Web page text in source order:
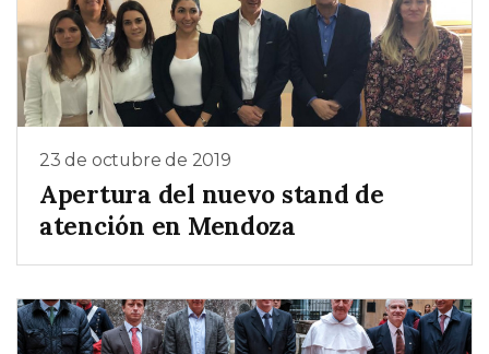
23 de octubre de 2019
Apertura del nuevo stand de
atención en Mendoza